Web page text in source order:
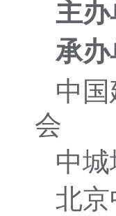
主
承办
中
会
中
北